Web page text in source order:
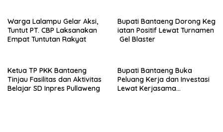
Warga Lalampu Gelar Aksi,
Tuntut PT. CBP Laksanakan
Empat Tuntutan Rakyat
Bupati Bantaeng Dorong Keg
iatan Positif Lewat Turnamen
Gel Blaster
Ketua TP PKK Bantaeng
Tinjau Fasilitas dan Aktivitas
Belajar SD Inpres Pullaweng
Bupati Bantaeng Buka
Peluang Kerja dan Investasi
Lewat Kerjasama